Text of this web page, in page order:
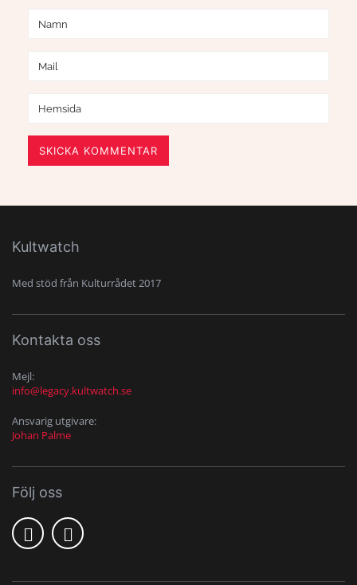
SKICKA KOMMENTAR
Kultwatch
Med stöd från Kulturrådet 2017
Kontakta oss
Mejl:
info@legacy.kultwatch.se
Ansvarig utgivare:
Johan Palme
Följ oss